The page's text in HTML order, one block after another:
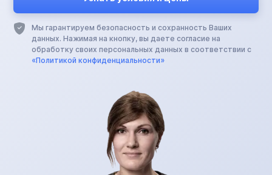
Мы гарантируем безопасность и сохранность Ваших
данных. Нажимая на кнопку, вы даете согласие на
обработку своих персональных данных в соответствии с
«Политикой конфиденциальности»